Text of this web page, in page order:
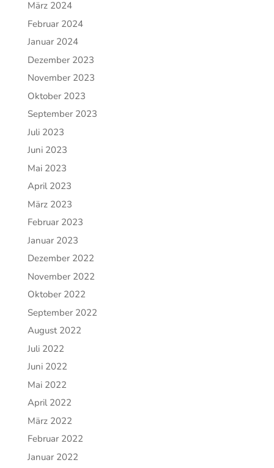
März 2024
Februar 2024
Januar 2024
Dezember 2023
November 2023
Oktober 2023
September 2023
Juli 2023
Juni 2023
Mai 2023
April 2023
März 2023
Februar 2023
Januar 2023
Dezember 2022
November 2022
Oktober 2022
September 2022
August 2022
Juli 2022
Juni 2022
Mai 2022
April 2022
März 2022
Februar 2022
Januar 2022